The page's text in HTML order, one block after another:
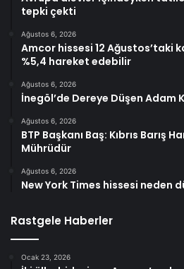
tepki çekti
Ağustos 6, 2026
Amcor hissesi 12 Ağustos’taki
%5,4 hareket edebilir
Ağustos 6, 2026
İnegöl’de Dereye Düşen Adam
Ağustos 6, 2026
BTP Başkanı Baş: Kıbrıs Barış
Mührüdür
Ağustos 6, 2026
New York Times hissesi neden
Rastgele Haberler
Ocak 23, 2026